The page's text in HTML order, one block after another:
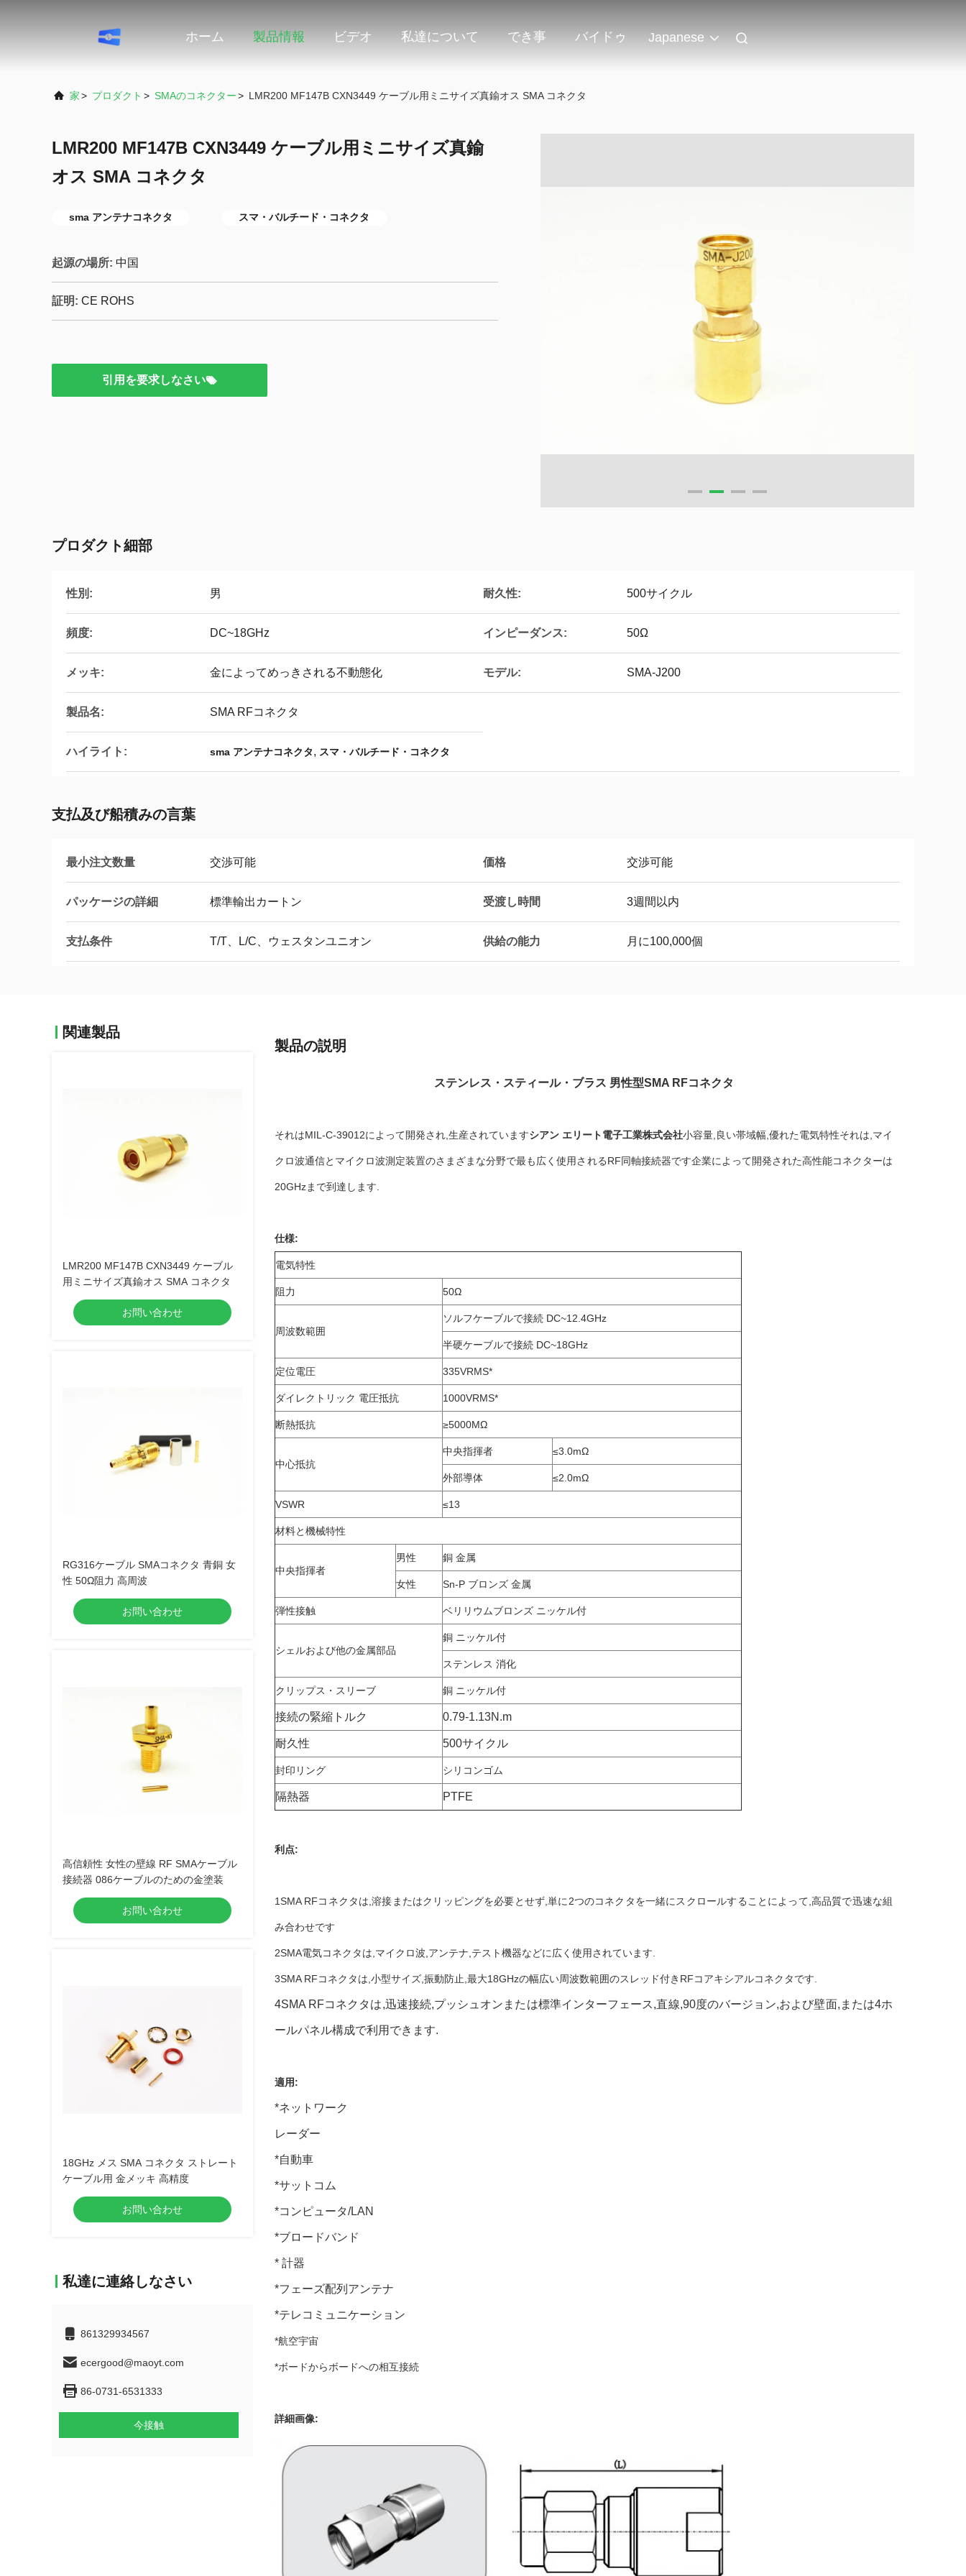
ホーム 製品情報 ビデオ 私達について でき事 バイドゥ Japanese
家> プロダクト > SMAのコネクター> LMR200 MF147B CXN3449 ケーブル用ミニサイズ真鍮オス SMA コネクタ
LMR200 MF147B CXN3449 ケーブル用ミニサイズ真鍮
オス SMA コネクタ
sma アンテナコネクタ スマ・バルチード・コネクタ
起源の場所: 中国
証明: CE ROHS
引用を要求しなさい
プロダクト細部
性別: 男 耐久性: 500サイクル
頻度: DC~18GHz インピーダンス: 50Ω
メッキ: 金によってめっきされる不動態化 モデル: SMA-J200
製品名: SMA RFコネクタ
ハイライト: sma アンテナコネクタ, スマ・バルチード・コネクタ
支払及び船積みの言葉
最小注文数量 交渉可能 価格 交渉可能
パッケージの詳細 標準輸出カートン 受渡し時間 3週間以内
支払条件 T/T、L/C、ウェスタンユニオン 供給の能力 月に100,000個
関連製品
LMR200 MF147B CXN3449 ケーブル
用ミニサイズ真鍮オス SMA コネクタ
お問い合わせ
RG316ケーブル SMAコネクタ 青銅 女
性 50Ω阻力 高周波
お問い合わせ
高信頼性 女性の壁線 RF SMAケーブル
接続器 086ケーブルのための金塗装
お問い合わせ
18GHz メス SMA コネクタ ストレート
ケーブル用 金メッキ 高精度
お問い合わせ
私達に連絡しなさい
861329934567
ecergood@maoyt.com
86-0731-6531333
今接触
製品の説明
ステンレス・スティール・ブラス 男性型SMA RFコネクタ
それはMIL-C-39012によって開発され,生産されていますシアン エリート電子工業株式会社小容量,良い帯域幅,優れた電気特性それは,マイ
クロ波通信とマイクロ波測定装置のさまざまな分野で最も広く使用されるRF同軸接続器です企業によって開発された高性能コネクターは
20GHzまで到達します.
仕様:
電気特性
阻力 50Ω
周波数範囲
ソルフケーブルで接続 DC~12.4GHz
半硬ケーブルで接続 DC~18GHz
定位電圧 335VRMS*
ダイレクトリック 電圧抵抗 1000VRMS*
断熱抵抗 ≥5000MΩ
中心抵抗
中央指揮者 ≤3.0mΩ
外部導体 ≤2.0mΩ
VSWR ≤13
材料と機械特性
中央指揮者
男性 銅 金属
女性 Sn-P ブロンズ 金属
弾性接触 ベリリウムブロンズ ニッケル付
シェルおよび他の金属部品
銅 ニッケル付
ステンレス 消化
クリップス・スリーブ 銅 ニッケル付
接続の緊縮トルク 0.79-1.13N.m
耐久性 500サイクル
封印リング シリコンゴム
隔熱器 PTFE
利点:
1SMA RFコネクタは,溶接またはクリッピングを必要とせず,単に2つのコネクタを一緒にスクロールすることによって,高品質で迅速な組
み合わせです
2SMA電気コネクタは,マイクロ波,アンテナ,テスト機器などに広く使用されています.
3SMA RFコネクタは,小型サイズ,振動防止,最大18GHzの幅広い周波数範囲のスレッド付きRFコアキシアルコネクタです.
4SMA RFコネクタは,迅速接続,プッシュオンまたは標準インターフェース,直線,90度のバージョン,および壁面,または4ホ
ールパネル構成で利用できます.
適用:
*ネットワーク
レーダー
*自動車
*サットコム
*コンピュータ/LAN
*ブロードバンド
* 計器
*フェーズ配列アンテナ
*テレコミュニケーション
*航空宇宙
*ボードからボードへの相互接続
詳細画像: